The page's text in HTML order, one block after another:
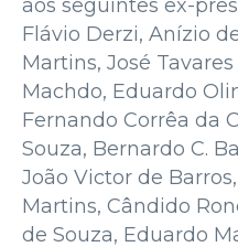
aos seguintes ex-
Flávio Derzi, Anízio
Martins, José
Machdo, Eduardo
Fernando Corrêa da
Souza, Bernardo C.
João Victor de
Martins, Cândido
de Souza, Eduardo